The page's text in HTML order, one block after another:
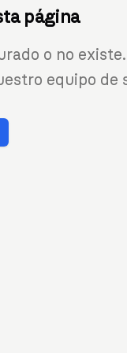
página
o no
equipo de